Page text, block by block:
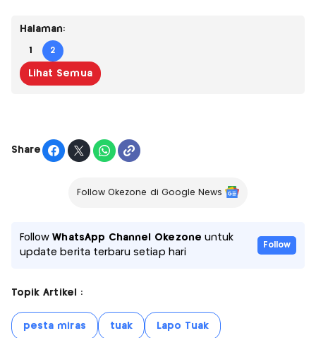
Halaman:
1 2
Lihat Semua
Share
Follow Okezone di Google News
FollowWhatsApp Channel Okezone untuk
update berita terbaru setiap hari
Follow
Topik Artikel :
pesta miras tuak Lapo Tuak